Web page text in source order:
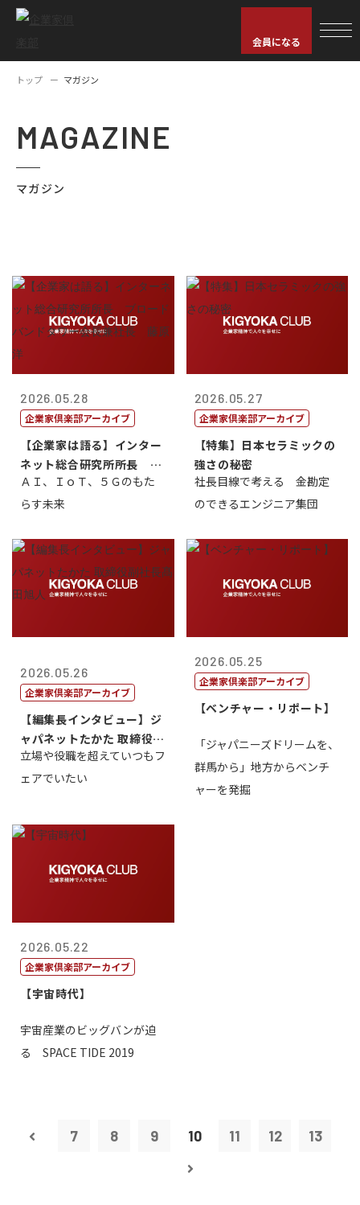
会員になる
トップ マガジン
MAGAZINE
マガジン
2026.05.28
企業家倶楽部アーカイブ
【企業家は語る】インター
ネット総合研究所所長 ブ
ロードバンド...
ＡＩ、ＩｏＴ、５Ｇのもた
らす未来
2026.05.27
企業家倶楽部アーカイブ
【特集】日本セラミックの
強さの秘密
社長目線で考える 金勘定
のできるエンジニア集団
2026.05.26
企業家倶楽部アーカイブ
【編集長インタビュー】ジ
ャパネットたかた 取締役副
社長髙田旭...
立場や役職を超えていつもフ
ェアでいたい
2026.05.25
企業家倶楽部アーカイブ
【ベンチャー・リポート】
「ジャパニーズドリームを、
群馬から」地方からベンチ
ャーを発掘
2026.05.22
企業家倶楽部アーカイブ
【宇宙時代】
宇宙産業のビッグバンが迫
る SPACE TIDE 2019
7 8 9 10 11 12 13